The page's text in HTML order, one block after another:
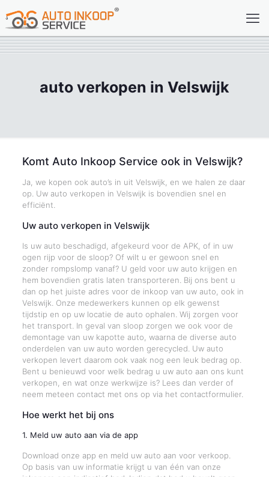
auto verkopen in Velswijk
Komt Auto Inkoop Service ook in Velswijk?
Ja, we kopen ook auto’s in uit Velswijk, en we halen ze daar
op. Uw auto verkopen in Velswijk is bovendien snel en
efficiënt.
Uw auto verkopen in Velswijk
Is uw auto beschadigd, afgekeurd voor de APK, of in uw
ogen rijp voor de sloop? Of wilt u er gewoon snel en
zonder rompslomp vanaf? U geld voor uw auto krijgen en
hem bovendien gratis laten transporteren. Bij ons bent u
dan op het juiste adres voor de inkoop van uw auto, ook in
Velswijk. Onze medewerkers kunnen op elk gewenst
tijdstip en op uw locatie de auto ophalen. Wij zorgen voor
het transport. In geval van sloop zorgen we ook voor de
demontage van uw kapotte auto, waarna de diverse auto
onderdelen van uw auto worden gerecycled. Uw auto
verkopen levert daarom ook vaak nog een leuk bedrag op.
Bent u benieuwd voor welk bedrag u uw auto aan ons kunt
verkopen, en wat onze werkwijze is? Lees dan verder of
neem meteen contact met ons op via het contactformulier.
Hoe werkt het bij ons
1. Meld uw auto aan via de app
Download onze app en meld uw auto aan voor verkoop.
Op basis van uw informatie krijgt u van één van onze